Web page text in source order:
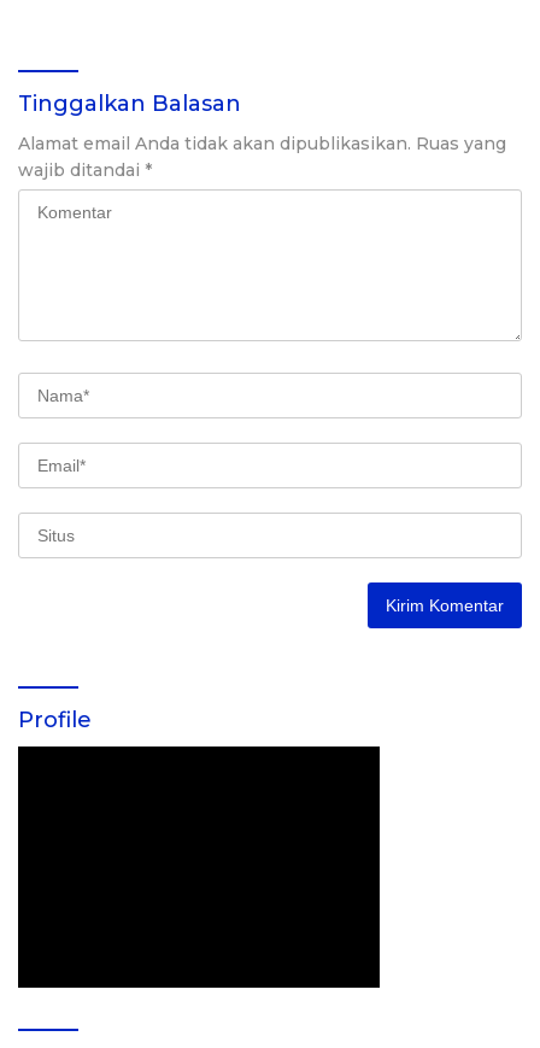
Tinggalkan Balasan
Alamat email Anda tidak akan dipublikasikan. Ruas yang
wajib ditandai *
Profile